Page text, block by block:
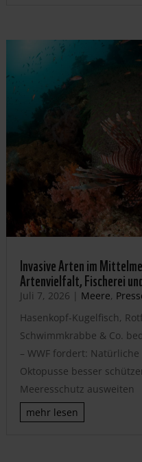
Invasive Arten im
Artenvielfalt, Fischerei
Juli 7, 2026 | Meere,
Hasenkopf-Kugelfisch,
Schwimmkrabbe & Co.
– WWF fordert:
Oktopusse besser
Meeresschutz ausweiten
mehr lesen